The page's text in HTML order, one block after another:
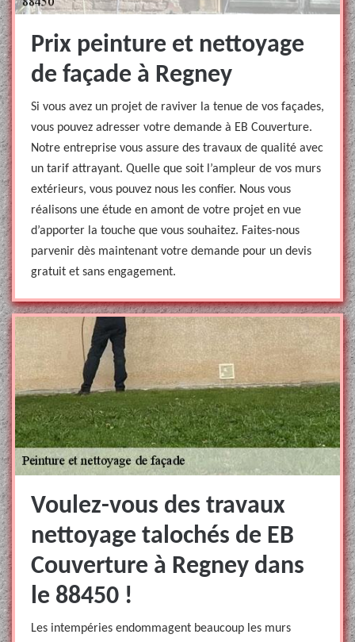
Prix peinture et nettoyage
de façade à Regney
Si vous avez un projet de raviver la tenue de vos façades,
vous pouvez adresser votre demande à EB Couverture.
Notre entreprise vous assure des travaux de qualité avec
un tarif attrayant. Quelle que soit l’ampleur de vos murs
extérieurs, vous pouvez nous les confier. Nous vous
réalisons une étude en amont de votre projet en vue
d’apporter la touche que vous souhaitez. Faites-nous
parvenir dès maintenant votre demande pour un devis
gratuit et sans engagement.
Voulez-vous des travaux
nettoyage talochés de EB
Couverture à Regney dans
le 88450 !
Les intempéries endommagent beaucoup les murs